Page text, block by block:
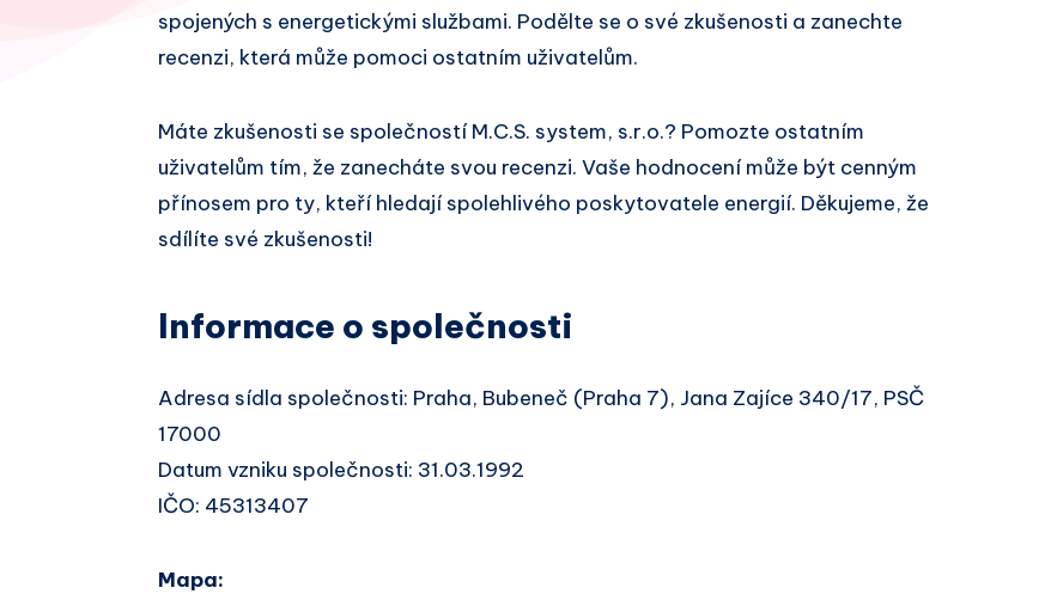
Whatsapp
spojených s energetickými službami. Podělte se o své zkušenosti a zanechte
recenzi, která může pomoci ostatním uživatelům.
Máte zkušenosti se společností M.C.S. system, s.r.o.? Pomozte ostatním
uživatelům tím, že zanecháte svou recenzi. Vaše hodnocení může být cenným
přínosem pro ty, kteří hledají spolehlivého poskytovatele energií. Děkujeme, že
sdílíte své zkušenosti!
Informace o společnosti
Adresa sídla společnosti: Praha, Bubeneč (Praha 7), Jana Zajíce 340/17, PSČ
17000
Datum vzniku společnosti: 31.03.1992
IČO: 45313407
Mapa: